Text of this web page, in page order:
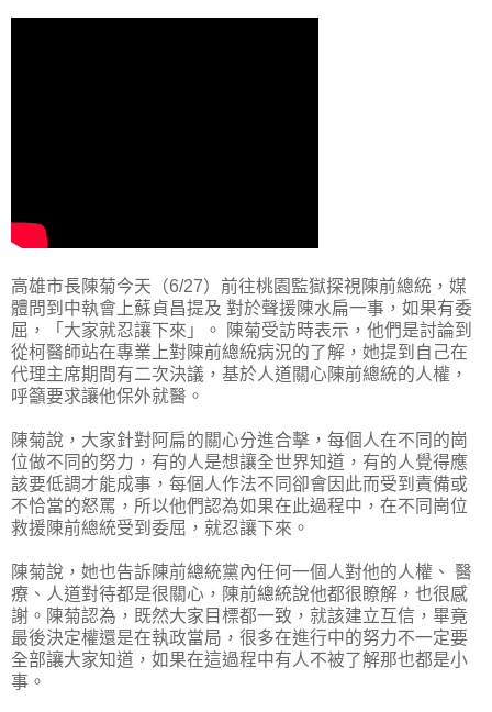
高雄市長陳菊今天（6/27）前往桃園監獄探視陳前總統，媒
體問到中執會上蘇貞昌提及 對於聲援陳水扁一事，如果有委
屈，「大家就忍讓下來」。 陳菊受訪時表示，他們是討論到
從柯醫師站在專業上對陳前總統病況的了解，她提到自己在
代理主席期間有二次決議，基於人道關心陳前總統的人權，
呼籲要求讓他保外就醫。
陳菊說，大家針對阿扁的關心分進合擊，每個人在不同的崗
位做不同的努力，有的人是想讓全世界知道，有的人覺得應
該要低調才能成事，每個人作法不同卻會因此而受到責備或
不恰當的怒罵，所以他們認為如果在此過程中，在不同崗位
救援陳前總統受到委屈，就忍讓下來。
陳菊說，她也告訴陳前總統黨內任何一個人對他的人權、 醫
療、人道對待都是很關心，陳前總統說他都很瞭解，也很感
謝。陳菊認為，既然大家目標都一致，就該建立互信，畢竟
最後決定權還是在執政當局，很多在進行中的努力不一定要
全部讓大家知道，如果在這過程中有人不被了解那也都是小
事。